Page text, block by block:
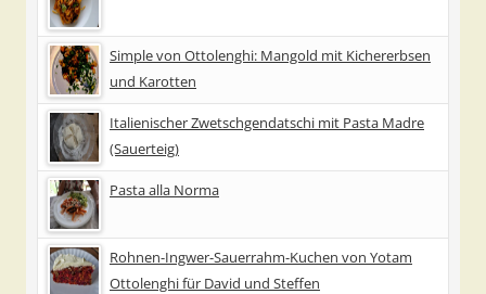
Simple von Ottolenghi: Mangold mit Kichererbsen
und Karotten
Italienischer Zwetschgendatschi mit Pasta Madre
(Sauerteig)
Pasta alla Norma
Rohnen-Ingwer-Sauerrahm-Kuchen von Yotam
Ottolenghi für David und Steffen